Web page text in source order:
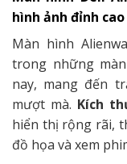
hình ảnh đỉnh cao
Màn hình
trong những
nay, mang đến
mượt mà. Kích
hiển thị rộng rãi,
đồ họa và xem